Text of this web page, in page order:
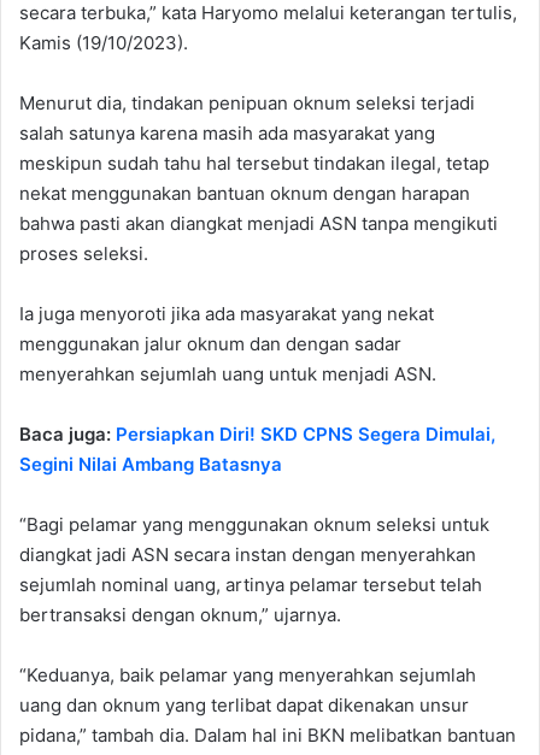
secara terbuka,” kata Haryomo melalui keterangan tertulis,
Kamis (19/10/2023).
Menurut dia, tindakan penipuan oknum seleksi terjadi
salah satunya karena masih ada masyarakat yang
meskipun sudah tahu hal tersebut tindakan ilegal, tetap
nekat menggunakan bantuan oknum dengan harapan
bahwa pasti akan diangkat menjadi ASN tanpa mengikuti
proses seleksi.
Ia juga menyoroti jika ada masyarakat yang nekat
menggunakan jalur oknum dan dengan sadar
menyerahkan sejumlah uang untuk menjadi ASN.
Baca juga: Persiapkan Diri! SKD CPNS Segera Dimulai,
Segini Nilai Ambang Batasnya
“Bagi pelamar yang menggunakan oknum seleksi untuk
diangkat jadi ASN secara instan dengan menyerahkan
sejumlah nominal uang, artinya pelamar tersebut telah
bertransaksi dengan oknum,” ujarnya.
“Keduanya, baik pelamar yang menyerahkan sejumlah
uang dan oknum yang terlibat dapat dikenakan unsur
pidana,” tambah dia. Dalam hal ini BKN melibatkan bantuan